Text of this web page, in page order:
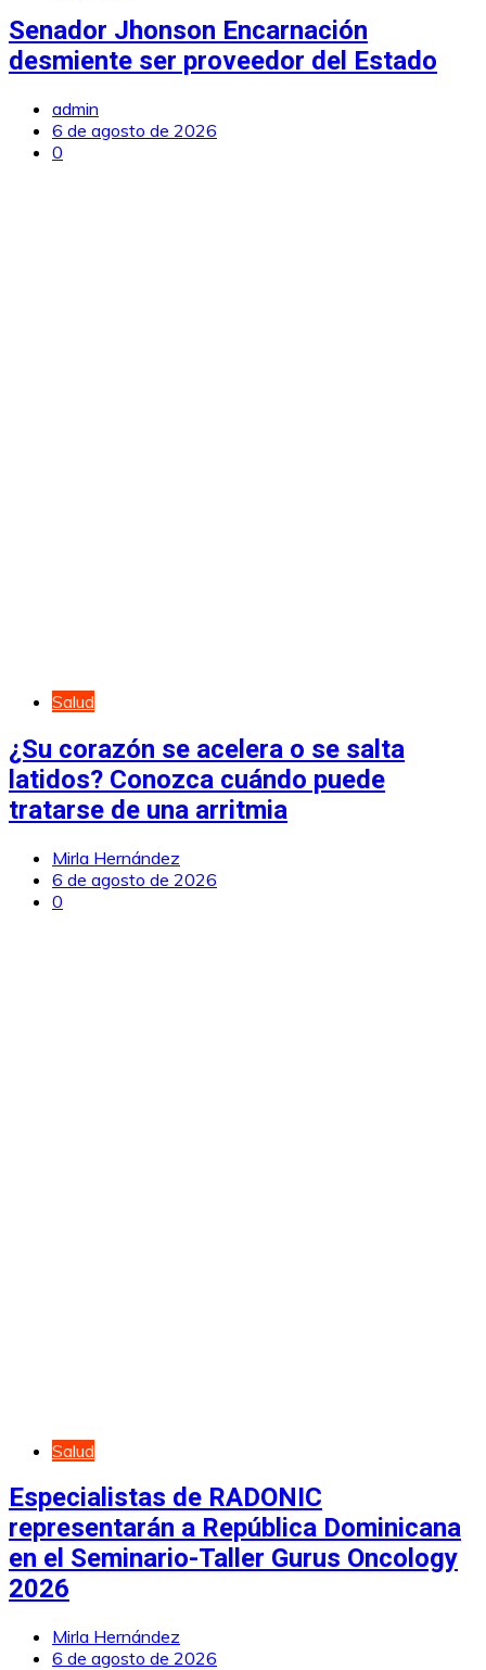
Senador Jhonson Encarnación
desmiente ser proveedor del Estado
admin
6 de agosto de 2026
0
Salud
¿Su corazón se acelera o se salta
latidos? Conozca cuándo puede
tratarse de una arritmia
Mirla Hernández
6 de agosto de 2026
0
Salud
Especialistas de RADONIC
representarán a República Dominicana
en el Seminario-Taller Gurus Oncology
2026
Mirla Hernández
6 de agosto de 2026